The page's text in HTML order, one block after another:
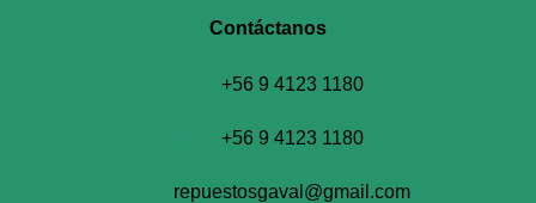
Contáctanos​
+56 9 4123 1180
+56 9 4123 1180
repuestosgaval@gmail.com